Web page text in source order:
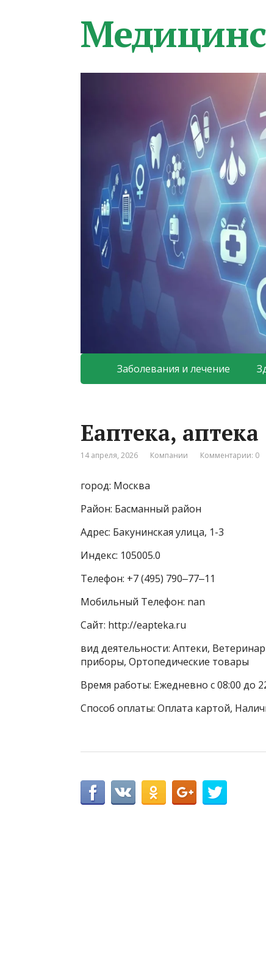
Заболевания и лечение
Еаптека, аптека
14 апреля, 2026 Компании Комментарии: 0
город: Москва
Район: Басманный район
Адрес: Бакунинская улица, 1-3
Индекс: 105005.0
Телефон: +7 (495) 790‒77‒11
Мобильный Телефон: nan
Сайт: http://eapteka.ru
вид деятельности: Аптеки,
приборы, Ортопедические товары
Время работы: Ежедневно с 08:00 до
Способ оплаты: Оплата картой,